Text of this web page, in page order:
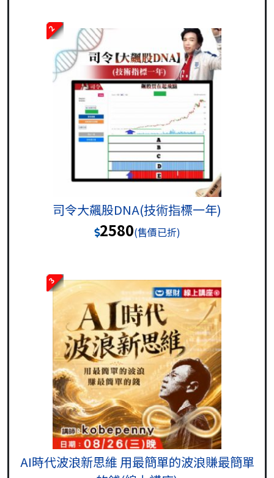
2
司令大飆股DNA(技術指標一年)
2580(售價已折)
3
AI時代波浪新思維 用最簡單的波浪賺最簡單